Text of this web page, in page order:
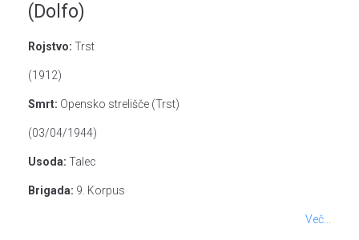
(Dolfo)
Rojstvo: Trst
(1912)
Smrt: Opensko strelišče (Trst)
(03/04/1944)
Usoda: Talec
Brigada: 9. Korpus
Več...